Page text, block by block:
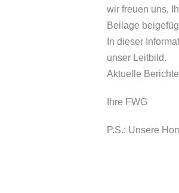
wir freuen uns,
Beilage
In dieser
unser Leitbild.
Aktuelle
Ihre FWG
P.S.: Unsere